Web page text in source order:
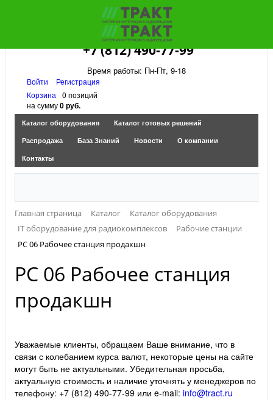
+7 (812) 490-77-99
Время работы: Пн-Пт, 9-18
Войти
Регистрация
Корзина
0 позиций
на сумму0 руб.
Каталог оборудования
Каталог готовых решений
Распродажа
База Знаний Новости
О компании
Контакты
Главная страница Каталог
Каталог оборудования
IT оборудование для радиокомплексов
Рабочие станции
PC 06 Рабочее станция продакшн
PC 06 Рабочее станция
продакшн
Уважаемые клиенты, обращаем Ваше внимание, что в
связи с колебанием курса валют, некоторые цены на сайте
могут быть не актуальными. Убедительная просьба,
актуальную стоимость и наличие уточнять у менеджеров по
телефону: +7 (812) 490-77-99 или e-mail: info@tract.ru